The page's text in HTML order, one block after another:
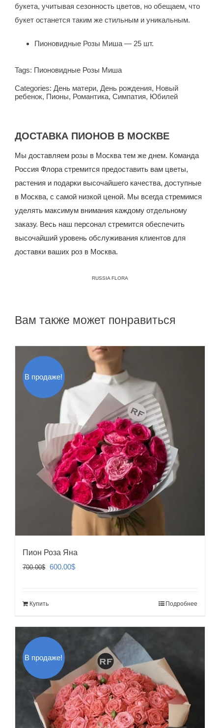
букета, учитывая сезонность цветов, но обещаем, что
букет останется таким же стильным и уникальным.
Пионовидные Розы Миша — 25 шт.
Tags: Пионовидные Розы Миша
Categories: День матери, День рождения, Новый
ребенок, Пионы, Романтика, Симпатия, Юбилей
ДОСТАВКА ПИОНОВ В МОСКВЕ
Мы доставляем розы в Москва тем же днем. Команда
Россия Флорастремится предоставить вам цветы,
растения и подарки высочайшего качества, доступные
в Москва, с самой низкой ценой. Мы всегда стремимся
уделять максимум внимания каждому отдельному
заказу. Весь наш персонал стремится обеспечить
высочайший уровень обслуживания клиентов для
доставки ваших роз в Москва.
RUSSIA FLORA
Вам также может понравиться
В продаже!
Пион Роза Яна
700.00$
Первоначальная
600.00$Текущая
Купить Подробнее
В продаже!